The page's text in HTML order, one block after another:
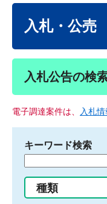
入札・公売
入札公告の検
電子調達案件は、 入札
キーワード検索
る
種類